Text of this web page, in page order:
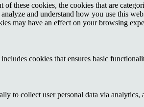
cookies, the cookies that are
and understand how you use this
may have an effect on your browsing
cookies that ensures basic
collect user personal data via analytics,